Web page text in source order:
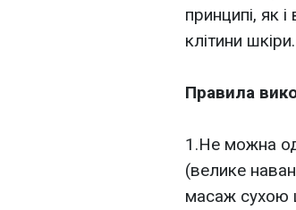
принципі, як
клітини шкіри.
Правила
1.Не можна
(велике
масаж сухою